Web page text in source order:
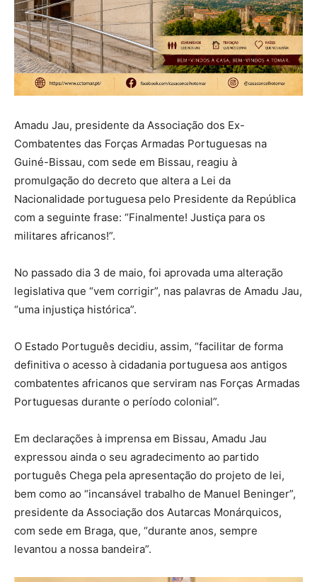
Amadu Jau, presidente da Associação dos Ex-
Combatentes das Forças Armadas Portuguesas na
Guiné-Bissau, com sede em Bissau, reagiu à
promulgação do decreto que altera a Lei da
Nacionalidade portuguesa pelo Presidente da República
com a seguinte frase: “Finalmente! Justiça para os
militares africanos!”.
No passado dia 3 de maio, foi aprovada uma alteração
legislativa que “vem corrigir”, nas palavras de Amadu Jau,
“uma injustiça histórica”.
O Estado Português decidiu, assim, “facilitar de forma
definitiva o acesso à cidadania portuguesa aos antigos
combatentes africanos que serviram nas Forças Armadas
Portuguesas durante o período colonial”.
Em declarações à imprensa em Bissau, Amadu Jau
expressou ainda o seu agradecimento ao partido
português Chega pela apresentação do projeto de lei,
bem como ao “incansável trabalho de Manuel Beninger”,
presidente da Associação dos Autarcas Monárquicos,
com sede em Braga, que, “durante anos, sempre
levantou a nossa bandeira”.